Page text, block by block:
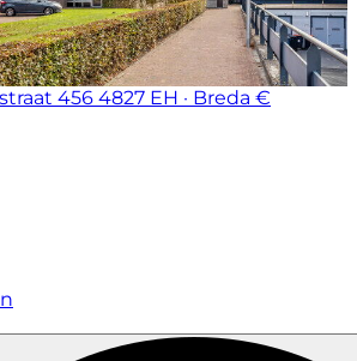
456 4827 EH · Breda €